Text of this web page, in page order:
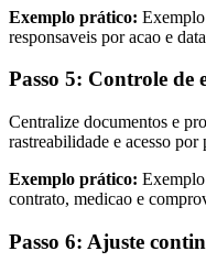
Exemplo prático:
responsaveis por acao e
Passo 5: Controle de
Centralize documentos e
rastreabilidade e acesso por
Exemplo prático: Exemplo
contrato, medicao e
Passo 6: Ajuste